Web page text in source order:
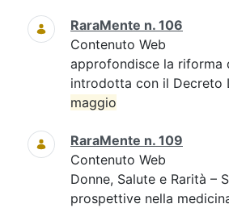
RaraMente n. 106
Contenuto Web
approfondisce la riforma
introdotta con il Decreto
maggio
RaraMente n. 109
Contenuto Web
Donne, Salute e Rarità –
prospettive nella